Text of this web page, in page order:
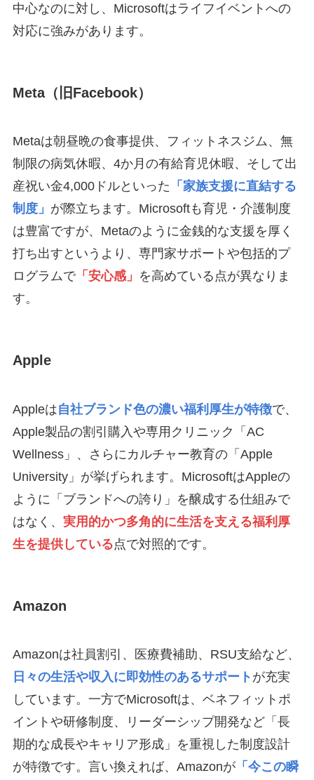
中心なのに対し、Microsoftはライフイベントへの
対応に強みがあります。
Meta（旧Facebook）
Metaは朝昼晩の食事提供、フィットネスジム、無
制限の病気休暇、4か月の有給育児休暇、そして出
産祝い金4,000ドルといった 「家族支援に直結する
制度」 が際立ちます。Microsoftも育児・介護制度
は豊富ですが、Metaのように金銭的な支援を厚く
打ち出すというより、専門家サポートや包括的プ
ログラムで「安心感」 を高めている点が異なりま
す。
Apple
Appleは自社ブランド色の濃い福利厚生が特徴で、
Apple製品の割引購入や専用クリニック「AC
Wellness」、さらにカルチャー教育の「Apple
University」が挙げられます。MicrosoftはAppleの
ように「ブランドへの誇り」を醸成する仕組みで
はなく、 実用的かつ多角的に生活を支える福利厚
生を提供している点で対照的です。
Amazon
Amazonは社員割引、医療費補助、RSU支給など、
日々の生活や収入に即効性のあるサポート が充実
しています。一方でMicrosoftは、ベネフィットポ
イントや研修制度、リーダーシップ開発など「長
期的な成長やキャリア形成」を重視した制度設計
が特徴です。言い換えれば、Amazonが「今この瞬